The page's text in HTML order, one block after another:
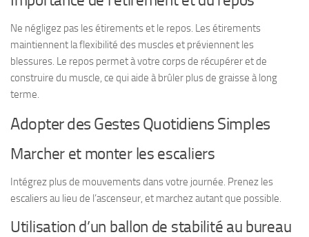
Ne négligez pas les étirements et le repos. Les étirements
maintiennent la flexibilité des muscles et préviennent les
blessures. Le repos permet à votre corps de récupérer et de
construire du muscle, ce qui aide à brûler plus de graisse à long
terme.
Adopter des Gestes Quotidiens Simples
Marcher et monter les escaliers
Intégrez plus de mouvements dans votre journée. Prenez les
escaliers au lieu de l’ascenseur, et marchez autant que possible.
Utilisation d’un ballon de stabilité au bureau